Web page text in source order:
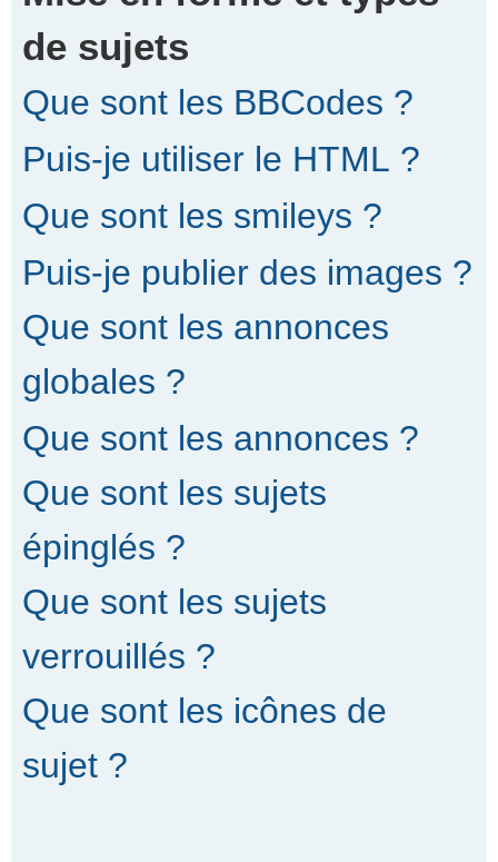
de sujets
Que sont les BBCodes ?
Puis-je utiliser le HTML ?
Que sont les smileys ?
Puis-je publier des images ?
Que sont les annonces
globales ?
Que sont les annonces ?
Que sont les sujets
épinglés ?
Que sont les sujets
verrouillés ?
Que sont les icônes de
sujet ?